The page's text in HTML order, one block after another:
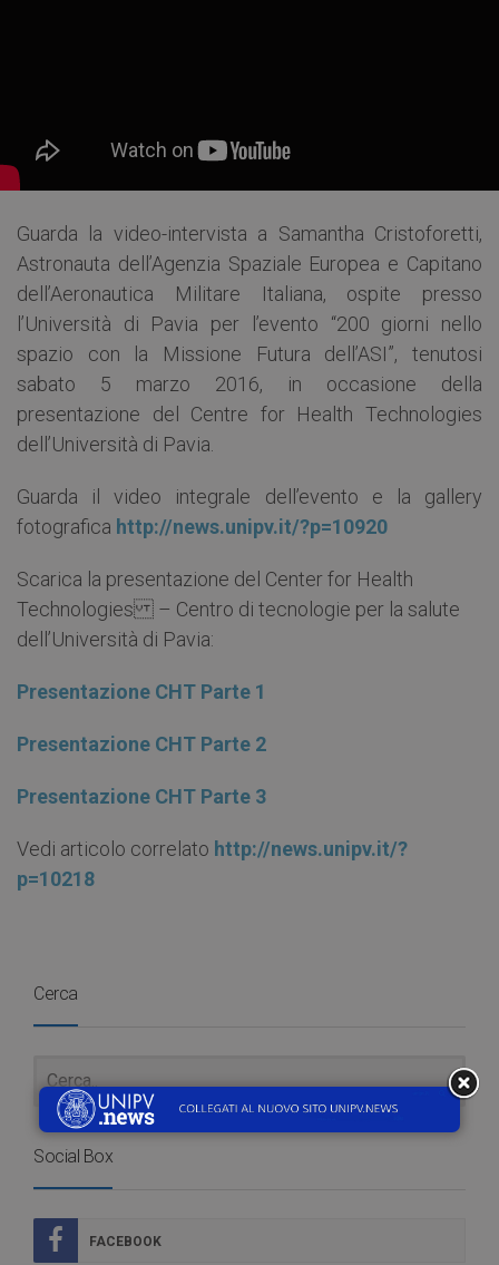
Guarda la video-intervista a Samantha Cristoforetti,
Astronauta dell’Agenzia Spaziale Europea e Capitano
dell’Aeronautica Militare Italiana, ospite presso
l’Università di Pavia per l’evento “200 giorni nello
spazio con la Missione Futura dell’ASI”, tenutosi
sabato 5 marzo 2016, in occasione della
presentazione del Centre for Health Technologies
dell’Università di Pavia.
Guarda il video integrale dell’evento e la gallery
fotografica http://news.unipv.it/?p=10920
Scarica la presentazione del Center for Health
Technologies – Centro di tecnologie per la salute
dell’Università di Pavia:
Presentazione CHT Parte 1
Presentazione CHT Parte 2
Presentazione CHT Parte 3
Vedi articolo correlato http://news.unipv.it/?
p=10218
Cerca
Social Box
FACEBOOK